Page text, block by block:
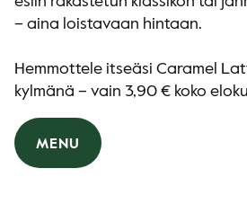
– aina loistavaan hintaan.
Hemmottele itseäsi Caramel
kylmänä – vain 3,90 € koko
MENU